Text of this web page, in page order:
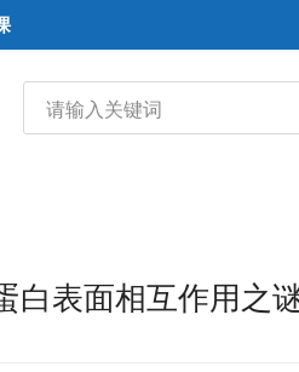
白表面相互作用之